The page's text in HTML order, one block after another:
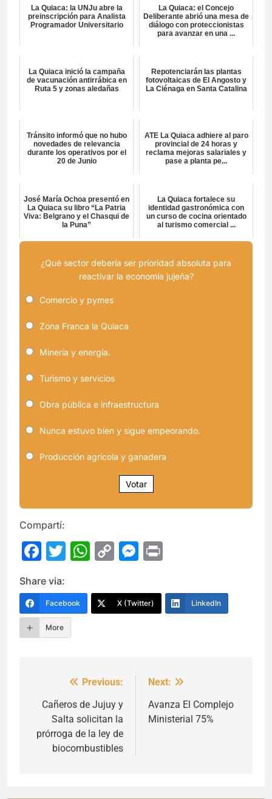
La Quiaca: la UNJu abre la
preinscripción para Analista
Programador Universitario
La Quiaca: el Concejo
Deliberante abrió una mesa de
diálogo con proteccionistas
para avanzar en una ...
La Quiaca inició la campaña
de vacunación antirrábica en
Ruta 5 y zonas aledañas
Repotenciarán las plantas
fotovoltaicas de El Angosto y
La Ciénaga en Santa Catalina
Tránsito informó que no hubo
novedades de relevancia
durante los operativos por el
20 de Junio
ATE La Quiaca adhiere al paro
provincial de 24 horas y
reclama mejoras salariales y
pase a planta pe...
José María Ochoa presentó en
La Quiaca su libro “La Patria
Viva: Belgrano y el Chasqui de
la Puna”
La Quiaca fortalece su
identidad gastronómica con
un curso de cocina orientado
al turismo comercial ...
¿Qué sector debería ser prioridad absoluta para
reactivar la economía jujeña?
Comercio y pymes
Zona Franca la Quiaca
Minería y energía.
Turismo y servicios
Obra pública e infraestructura
Nunca estuvo bien y sigue empeorando.
Producción agrícola y ganadera
Votar
Compartí:
Facebook
Twitter
WhatsApp
CopyMessenger
Share via:
Facebook X (Twitter) LinkedIn
More
Navegación
de
entradas
Previous:
Cañeros de Jujuy y
Salta solicitan la
prórroga de la ley de
biocombustibles
Next:
Avanza El Complejo
Ministerial 75%